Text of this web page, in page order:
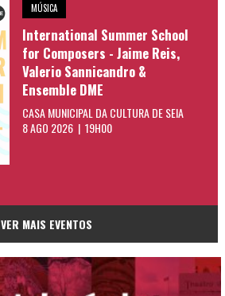
MÚSICA
International Summer School
for Composers - Jaime Reis,
Valerio Sannicandro &
Ensemble DME
CASA MUNICIPAL DA CULTURA DE SEIA
8 AGO 2026 | 19H00
VER MAIS EVENTOS